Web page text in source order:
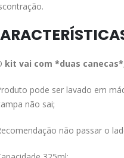
kit vai com *duas
pode ser lavado em
não sai;
não passar o